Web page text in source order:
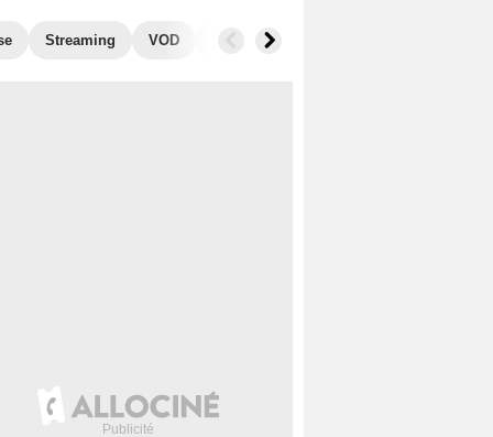
Streaming VOD